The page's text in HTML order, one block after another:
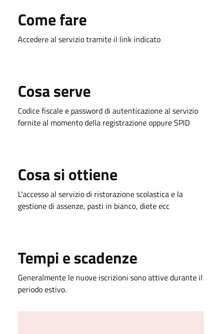
Come fare
Accedere al servizio tramite il link indicato
Cosa serve
Codice fiscale e password di autenticazione al servizio
fornite al momento della registrazione oppure SPID
Cosa si ottiene
L'accesso al servizio di ristorazione scolastica e la
gestione di assenze, pasti in bianco, diete ecc
Tempi e scadenze
Generalmente le nuove iscrizioni sono attive durante il
periodo estivo.